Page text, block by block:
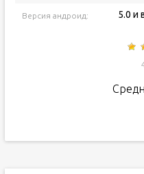
Версия андроид: 5.0 и